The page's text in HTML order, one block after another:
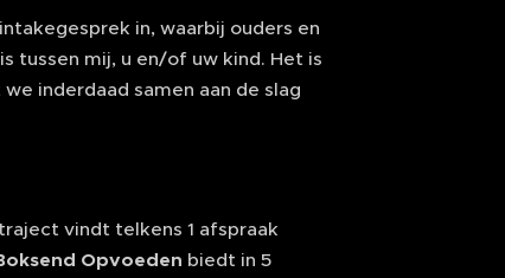
in, waarbij ouders en
tussen mij, u en/of uw kind. Het is
inderdaad samen aan de slag
vindt telkens 1 afspraak
Opvoeden biedt in 5